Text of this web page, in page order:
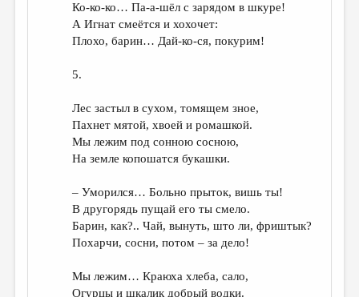
Ко-ко-ко… Па-а-шёл с зарядом в шкуре!
А Игнат смеётся и хохочет:
Плохо, барин… Дай-ко-ся, покурим!
5.
Лес застыл в сухом, томящем зное,
Пахнет мятой, хвоей и ромашкой.
Мы лежим под сонною сосною,
На земле копошатся букашки.
– Уморился… Больно прыток, вишь ты!
В другорядь пущай его ты смело.
Барин, как?.. Чай, вынуть, што ли, фриштык?
Похарчи, сосни, потом – за дело!
Мы лежим… Краюха хлеба, сало,
Огурцы и шкалик добрый водки.